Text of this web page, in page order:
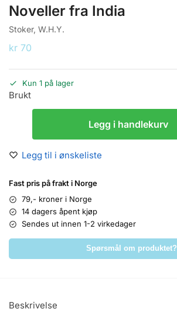
Noveller fra India
Stoker, W.H.Y.
kr 70
Kun 1 på lager
Brukt
Legg i handlekurv
Legg til i ønskeliste
Fast pris på frakt i Norge
79,- kroner i Norge
14 dagers åpent kjøp
Sendes ut innen 1-2 virkedager
Spørsmål om produktet?
Beskrivelse